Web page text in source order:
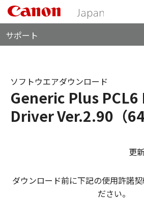
サポート
Generic Plus
Driver Ver.2.90（
ソフトウエアダウンロード
更
ダウンロード前に下記の使用許諾
ださい。